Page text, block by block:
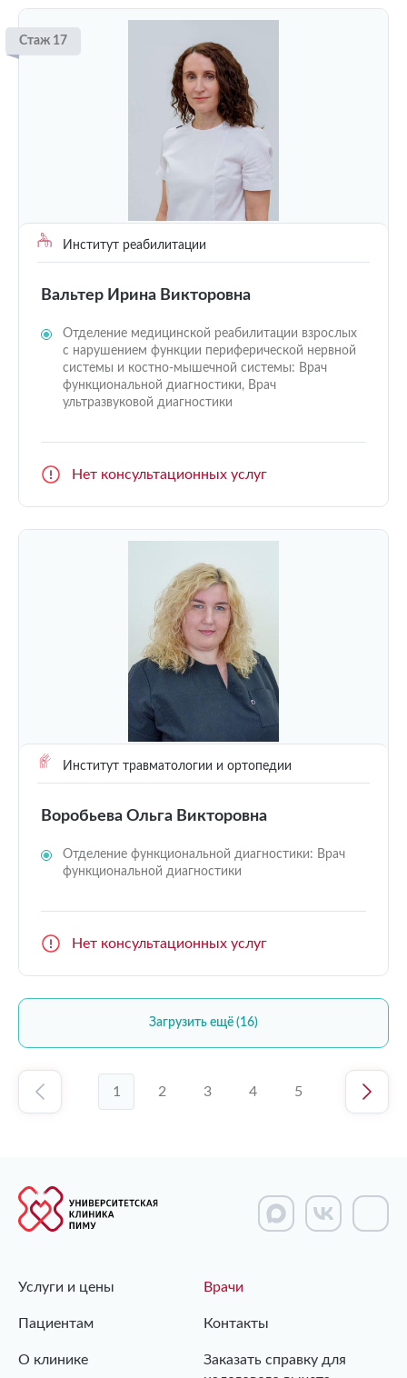
Стаж 17
Институт реабилитации
Вальтер Ирина Викторовна
Отделение медицинской реабилитации взрослых
с нарушением функции периферической нервной
системы и костно-мышечной системы: Врач
функциональной диагностики, Врач
ультразвуковой диагностики
Нет консультационных услуг
Институт травматологии и ортопедии
Воробьева Ольга Викторовна
Отделение функциональной диагностики: Врач
функциональной диагностики
Нет консультационных услуг
Загрузить ещё (16)
1 2 3 4 5
Услуги и цены Врачи
Пациентам Контакты
О клинике
Заказать справку для